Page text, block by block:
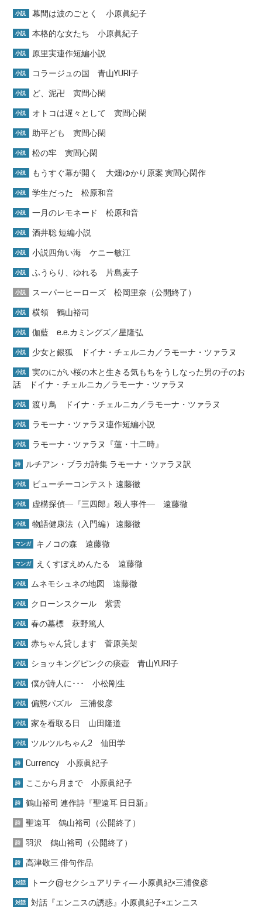
小説 幕間は波のごとく 小原眞紀子
小説 本格的な女たち 小原眞紀子
小説 原里実連作短編小説
小説 コラージュの国 青山YURI子
小説 ど、泥卍 寅間心閑
小説 オトコは遅々として 寅間心閑
小説 助平ども 寅間心閑
小説 松の牢 寅間心閑
小説 もうすぐ幕が開く 大畑ゆかり原案 寅間心閑作
小説 学生だった 松原和音
小説 一月のレモネード 松原和音
小説 酒井聡 短編小説
小説 小説四角い海 ケニー敏江
小説 ふうらり、ゆれる 片島麦子
小説 スーパーヒーローズ 松岡里奈（公開終了）
小説 横領 鶴山裕司
小説 伽藍 e.e.カミングズ／星隆弘
小説 少女と銀狐 ドイナ・チェルニカ／ラモーナ・ツァラヌ
小説
実のにがい桜の木と生きる気もちをうしなった男の子のお
話 ドイナ・チェルニカ／ラモーナ・ツァラヌ
小説 渡り鳥 ドイナ・チェルニカ／ラモーナ・ツァラヌ
小説 ラモーナ・ツァラヌ連作短編小説
小説 ラモーナ・ツァラヌ『蓮・十二時』
詩 ルチアン・ブラガ詩集 ラモーナ・ツァラヌ訳
小説 ビューチーコンテスト 遠藤徹
小説 虚構探偵―『三四郎』殺人事件― 遠藤徹
小説 物語健康法（入門編） 遠藤徹
マンガ キノコの森 遠藤徹
マンガ えくすぽえめんたる 遠藤徹
小説 ムネモシュネの地図 遠藤徹
小説 クローンスクール 紫雲
小説 春の墓標 萩野篤人
小説 赤ちゃん貸します 菅原美架
小説 ショッキングピンクの痰壺 青山YURI子
小説 僕が詩人に･･･ 小松剛生
小説 偏態パズル 三浦俊彦
小説 家を看取る日 山田隆道
小説 ツルツルちゃん2 仙田学
詩 Currency 小原眞紀子
詩 ここから月まで 小原眞紀子
詩 鶴山裕司 連作詩『聖遠耳 日日新』
詩 聖遠耳 鶴山裕司（公開終了）
詩 羽沢 鶴山裕司（公開終了）
詩 高津敬三 俳句作品
対話 トーク@セクシュアリティ― 小原眞紀×三浦俊彦
対話 対話『エンニスの誘惑』小原眞紀子×エンニス